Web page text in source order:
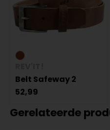
Belt Safeway 2
52,99
Gerelateerde